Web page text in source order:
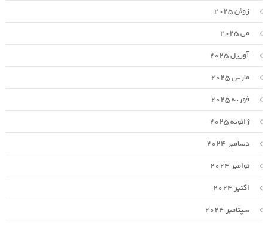
ژوئن 2025
می 2025
آوریل 2025
مارس 2025
فوریه 2025
ژانویه 2025
دسامبر 2024
نوامبر 2024
اکتبر 2024
سپتامبر 2024